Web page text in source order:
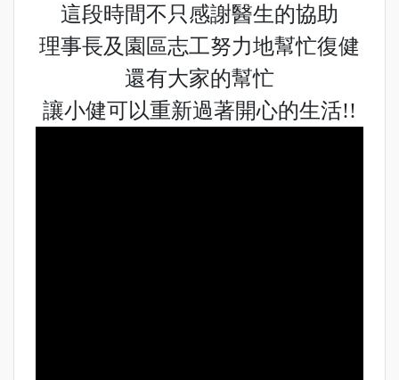
這段時間不只感謝醫生的協助
理事長及園區志工努力地幫忙復健
還有大家的幫忙
讓小健可以重新過著開心的生活!!